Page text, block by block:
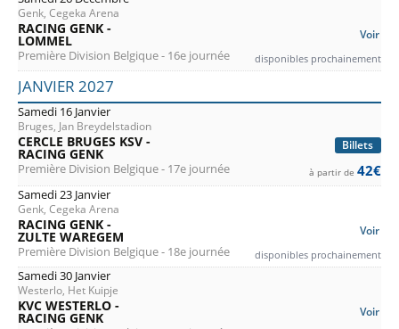
Genk, Cegeka Arena
Voir
RACING GENK -
LOMMEL
Première Division Belgique - 16e journée disponibles prochainement
JANVIER 2027
Samedi 16 Janvier
Bruges, Jan Breydelstadion
Billets
CERCLE BRUGES KSV -
RACING GENK
Première Division Belgique - 17e journée à partir de 42€
Samedi 23 Janvier
Genk, Cegeka Arena
Voir
RACING GENK -
ZULTE WAREGEM
Première Division Belgique - 18e journée disponibles prochainement
Samedi 30 Janvier
Westerlo, Het Kuipje
Voir
KVC WESTERLO -
RACING GENK